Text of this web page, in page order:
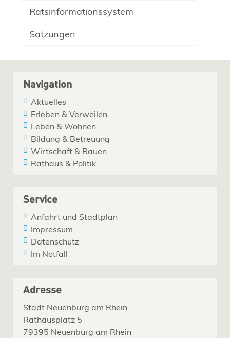
Ratsinformationssystem
Satzungen
Navigation
Aktuelles
Erleben & Verweilen
Leben & Wohnen
Bildung & Betreuung
Wirtschaft & Bauen
Rathaus & Politik
Service
Anfahrt und Stadtplan
Impressum
Datenschutz
Im Notfall
Adresse
Stadt Neuenburg am Rhein
Rathausplatz 5
79395 Neuenburg am Rhein